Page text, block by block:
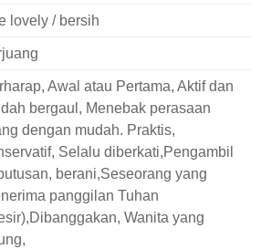
lovely / bersih
Awal atau Pertama, Aktif dan
bergaul, Menebak perasaan
dengan mudah. Praktis,
Selalu diberkati,Pengambil
berani,Seseorang yang
panggilan Tuhan
Wanita yang